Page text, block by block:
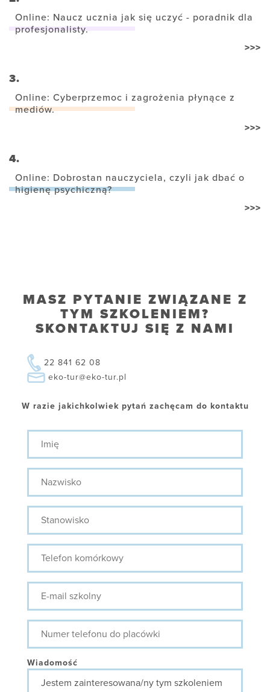
Online: Naucz ucznia jak się uczyć - poradnik dla
profesjonalisty.
>>>
3.
Online: Cyberprzemoc i zagrożenia płynące z
mediów.
>>>
4.
Online: Dobrostan nauczyciela, czyli jak dbać o
higienę psychiczną?
>>>
MASZ PYTANIE ZWIĄZANE Z
TYM SZKOLENIEM?
SKONTAKTUJ SIĘ Z NAMI
22 841 62 08
eko-tur@eko-tur.pl
W razie jakichkolwiek pytań zachęcam do kontaktu
Imię
Nazwisko
Stanowisko
Telefon
komórkowy
E-
mail
szkolny
Numer
telefonu
do
Wiadomość